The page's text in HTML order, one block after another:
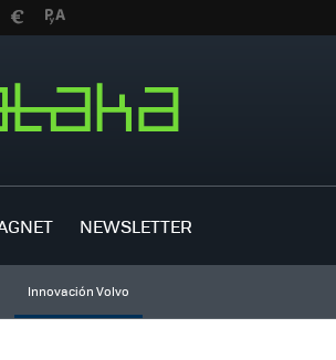
NEWSLETTER
Innovación Volvo